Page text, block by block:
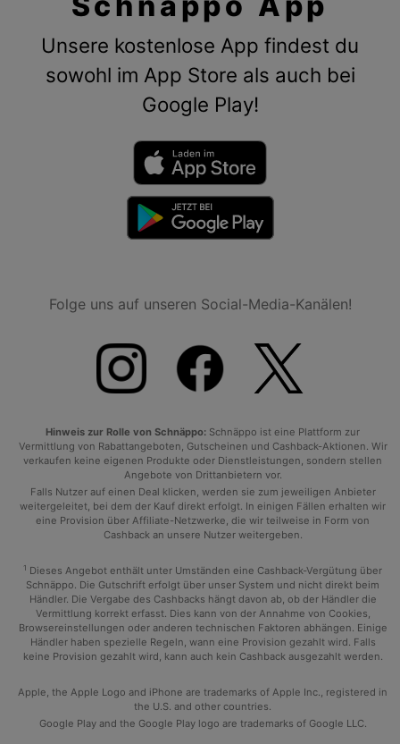
Unsere kostenlose App findest du
sowohl im App Store als auch bei
Google Play!
Folge uns auf unseren Social-Media-Kanälen!
Hinweis zur Rolle von Schnäppo: Schnäppo ist eine Plattform zur
Vermittlung von Rabattangeboten, Gutscheinen und Cashback-Aktionen. Wir
verkaufen keine eigenen Produkte oder Dienstleistungen, sondern stellen
Angebote von Drittanbietern vor.
Falls Nutzer auf einen Deal klicken, werden sie zum jeweiligen Anbieter
weitergeleitet, bei dem der Kauf direkt erfolgt. In einigen Fällen erhalten wir
eine Provision über Affiliate-Netzwerke, die wir teilweise in Form von
Cashback an unsere Nutzer weitergeben.
1 Dieses Angebot enthält unter Umständen eine Cashback-Vergütung über
Schnäppo. Die Gutschrift erfolgt über unser System und nicht direkt beim
Händler. Die Vergabe des Cashbacks hängt davon ab, ob der Händler die
Vermittlung korrekt erfasst. Dies kann von der Annahme von Cookies,
Browsereinstellungen oder anderen technischen Faktoren abhängen. Einige
Händler haben spezielle Regeln, wann eine Provision gezahlt wird. Falls
keine Provision gezahlt wird, kann auch kein Cashback ausgezahlt werden.
Apple, the Apple Logo and iPhone are trademarks of Apple Inc., registered in
the U.S. and other countries.
Google Play and the Google Play logo are trademarks of Google LLC.